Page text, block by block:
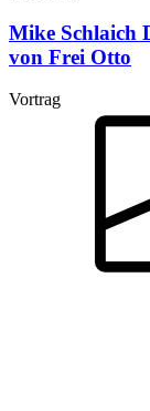
Mike Schlaich
von Frei Otto
Vortrag